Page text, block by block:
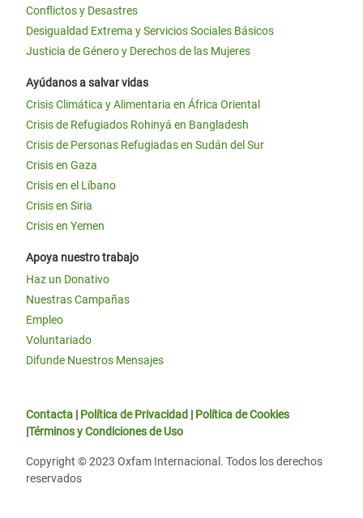
Conflictos y Desastres
Desigualdad Extrema y Servicios Sociales Básicos
Justicia de Género y Derechos de las Mujeres
Ayúdanos a salvar vidas
Crisis Climática y Alimentaria en África Oriental
Crisis de Refugiados Rohinyá en Bangladesh
Crisis de Personas Refugiadas en Sudán del Sur
Crisis en Gaza
Crisis en el Líbano
Crisis en Siria
Crisis en Yemen
Apoya nuestro trabajo
Haz un Donativo
Nuestras Campañas
Empleo
Voluntariado
Difunde Nuestros Mensajes
Contacta | Política de Privacidad | Política de Cookies
|Términos y Condiciones de Uso
Copyright © 2023 Oxfam Internacional. Todos los derechos
reservados